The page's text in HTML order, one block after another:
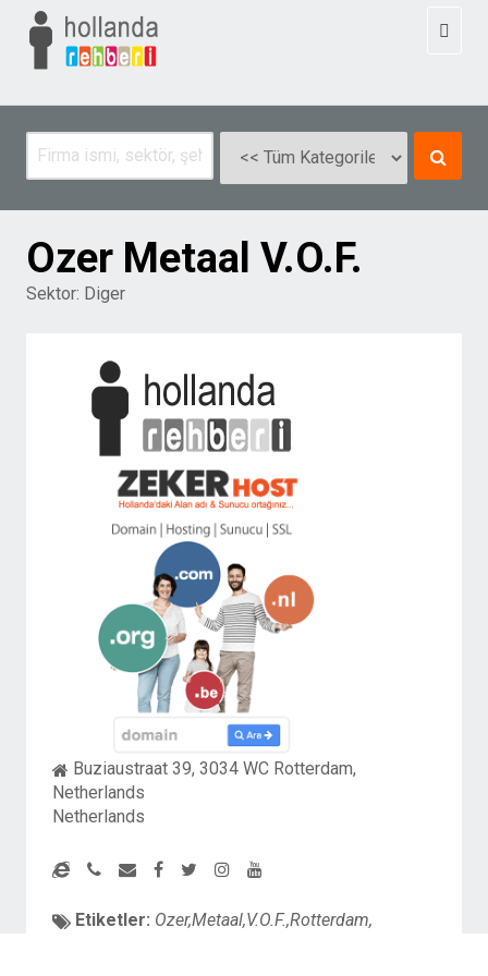
Ozer Metaal V.O.F.
Sektor: Diger
Buziaustraat 39, 3034 WC Rotterdam,
Netherlands
Netherlands
Etiketler: Ozer,Metaal,V.O.F.,Rotterdam,